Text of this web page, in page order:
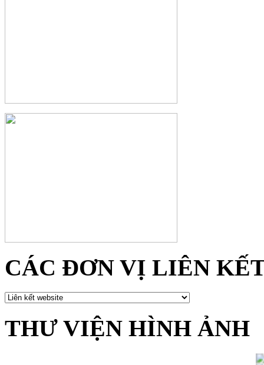
CÁC ĐƠN VỊ LIÊN
THƯ VIỆN HÌNH ẢNH